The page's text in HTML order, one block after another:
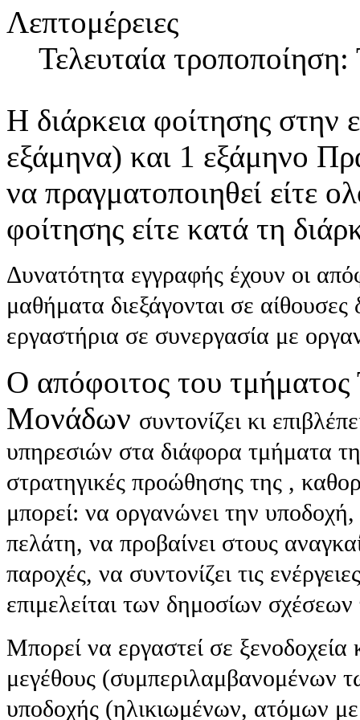
Λεπτομέρειες
Τελευταία
Η διάρκεια φοίτησης στην
εξάμηνα) και 1 εξάμηνο
να πραγματοποιηθεί είτε
φοίτησης είτε κατά τη
Δυνατότητα εγγραφής έχουν οι
μαθήματα διεξάγονται σε
εργαστήρια σε συνεργασία με
Ο απόφοιτος του τμήματος
Μονάδων συντονίζει κι
υπηρεσιών στα διάφορα τμήματα
στρατηγικές προώθησης της ,
μπορεί: να οργανώνει την υποδοχή,
πελάτη, να προβαίνει στους
παροχές, να συντονίζει τις
επιμελείται των δημοσίων σχέσεων
Μπορεί να εργαστεί σε ξενοδοχεία
μεγέθους (συμπεριλαμβανομένων
υποδοχής (ηλικιωμένων, ατόμων